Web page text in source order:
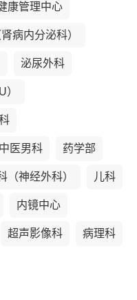
康管理中心
病内分泌科）
泌尿外科
中医男科 药学部
（神经外科） 儿科
内镜中心
超声影像科 病理科